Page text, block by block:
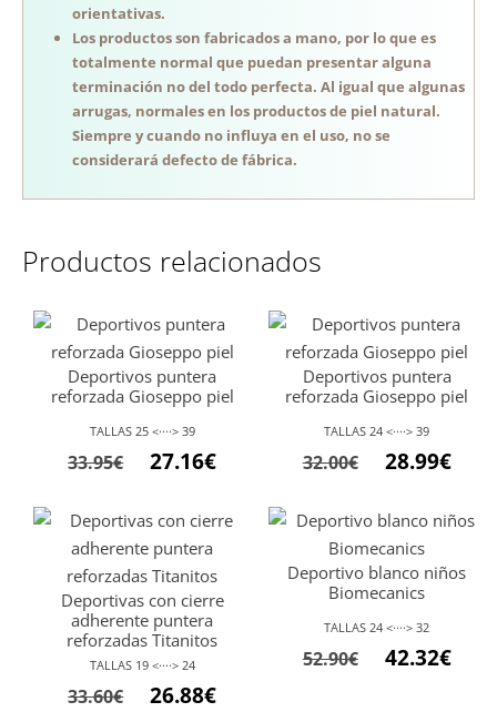
orientativas.
Los productos son fabricados a mano, por lo que es
totalmente normal que puedan presentar alguna
terminación no del todo perfecta. Al igual que algunas
arrugas, normales en los productos de piel natural.
Siempre y cuando no influya en el uso, no se
considerará defecto de fábrica.
Productos relacionados
Deportivos puntera
reforzada Gioseppo piel
TALLAS 25 <····> 39
33.95€
El
original
era:
33.95€.
27.16€El
actual
27.16€.
Deportivos puntera
reforzada Gioseppo piel
TALLAS 24 <····> 39
32.00€ 28.99€
Deportivas con cierre
adherente puntera
reforzadas Titanitos
TALLAS 19 <····> 24
33.60€
El26.88€El
Deportivo blanco niños
Biomecanics
TALLAS 24 <····> 32
52.90€
El42.32€El